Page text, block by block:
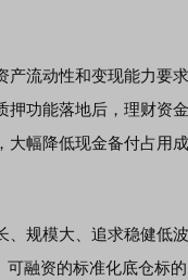
流动性和变现能力要
功能落地后，理财资
幅降低现金备付占用
规模大、追求稳健低
融资的标准化底仓标